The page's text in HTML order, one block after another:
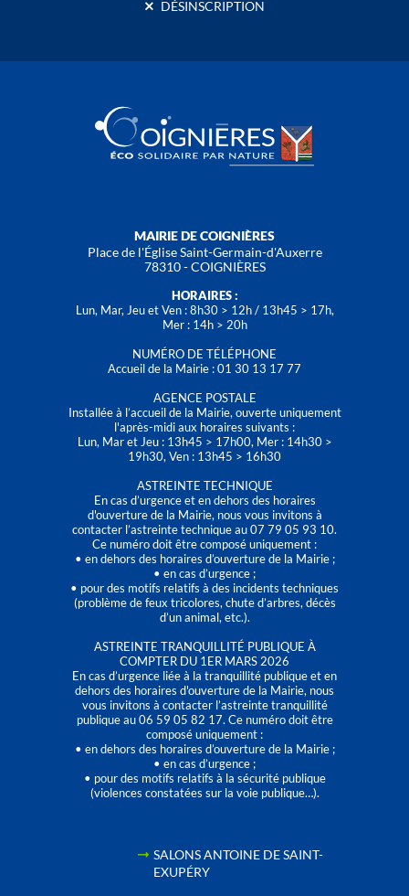
DÉSINSCRIPTION
MAIRIE DE COIGNIÈRES
Place de l'Église Saint-Germain-d'Auxerre
78310 - COIGNIÈRES
HORAIRES :
Lun, Mar, Jeu et Ven : 8h30 > 12h / 13h45 > 17h,
Mer : 14h > 20h
NUMÉRO DE TÉLÉPHONE
Accueil de la Mairie : 01 30 13 17 77
AGENCE POSTALE
Installée à l’accueil de la Mairie, ouverte uniquement
l'après-midi aux horaires suivants :
Lun, Mar et Jeu : 13h45 > 17h00, Mer : 14h30 >
19h30, Ven : 13h45 > 16h30
ASTREINTE TECHNIQUE
En cas d’urgence et en dehors des horaires
d'ouverture de la Mairie, nous vous invitons à
contacter l’astreinte technique au 07 79 05 93 10.
Ce numéro doit être composé uniquement :
• en dehors des horaires d’ouverture de la Mairie ;
• en cas d’urgence ;
• pour des motifs relatifs à des incidents techniques
(problème de feux tricolores, chute d’arbres, décès
d’un animal, etc.).
ASTREINTE TRANQUILLITÉ PUBLIQUE À
COMPTER DU 1ER MARS 2026
En cas d’urgence liée à la tranquillité publique et en
dehors des horaires d'ouverture de la Mairie, nous
vous invitons à contacter l’astreinte tranquillité
publique au 06 59 05 82 17. Ce numéro doit être
composé uniquement :
• en dehors des horaires d’ouverture de la Mairie ;
• en cas d’urgence ;
• pour des motifs relatifs à la sécurité publique
(violences constatées sur la voie publique…).
SALONS ANTOINE DE SAINT-
EXUPÉRY